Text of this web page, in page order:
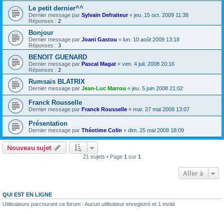
Le petit dernier^^
Dernier message par Sylvain Defraiteur« jeu. 15 oct. 2009 11:38
Réponses : 2
Bonjour
Dernier message par Joani Gastou « lun. 10 août 2009 13:18
Réponses : 3
BENOIT GUENARD
Dernier message par Pascal Magat « ven. 4 juil. 2008 20:16
Réponses : 2
Rumsais BLATRIX
Dernier message par Jean-Luc Marrou « jeu. 5 juin 2008 21:02
Franck Rousselle
Dernier message par Franck Rousselle « mar. 27 mai 2008 13:07
Présentation
Dernier message par Théotime Colin « dim. 25 mai 2008 18:09
Nouveau sujet
21 sujets • Page 1 sur 1
Aller à
QUI EST EN LIGNE
Utilisateurs parcourant ce forum : Aucun utilisateur enregistré et 1 invité